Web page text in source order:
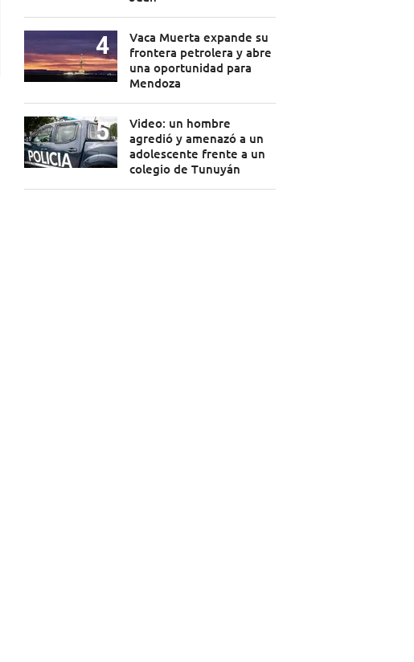
Vaca Muerta expande su
frontera petrolera y abre
una oportunidad para
Mendoza
Video: un hombre
agredió y amenazó a un
adolescente frente a un
colegio de Tunuyán